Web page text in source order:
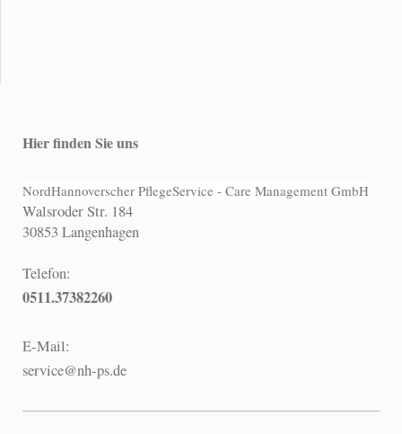
Hier finden Sie uns
NordHannoverscher PflegeService - Care Management GmbH
Walsroder Str. 184
30853 Langenhagen
Telefon:
0511.37382260
E-Mail:
service@nh-ps.de